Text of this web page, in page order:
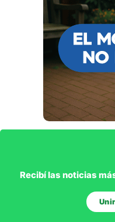
Recibí las noticias